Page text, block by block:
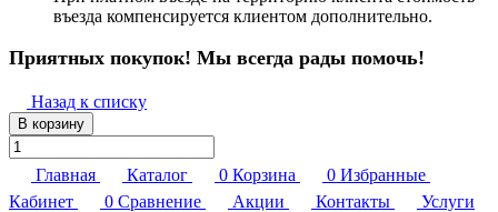
въезда компенсируется клиентом дополнительно.
Приятных покупок! Мы всегда рады помочь!
Назад к списку
В корзину
Главная Каталог 0 Корзина 0 Избранные
Кабинет
0 Сравнение Акции Контакты
Услуги